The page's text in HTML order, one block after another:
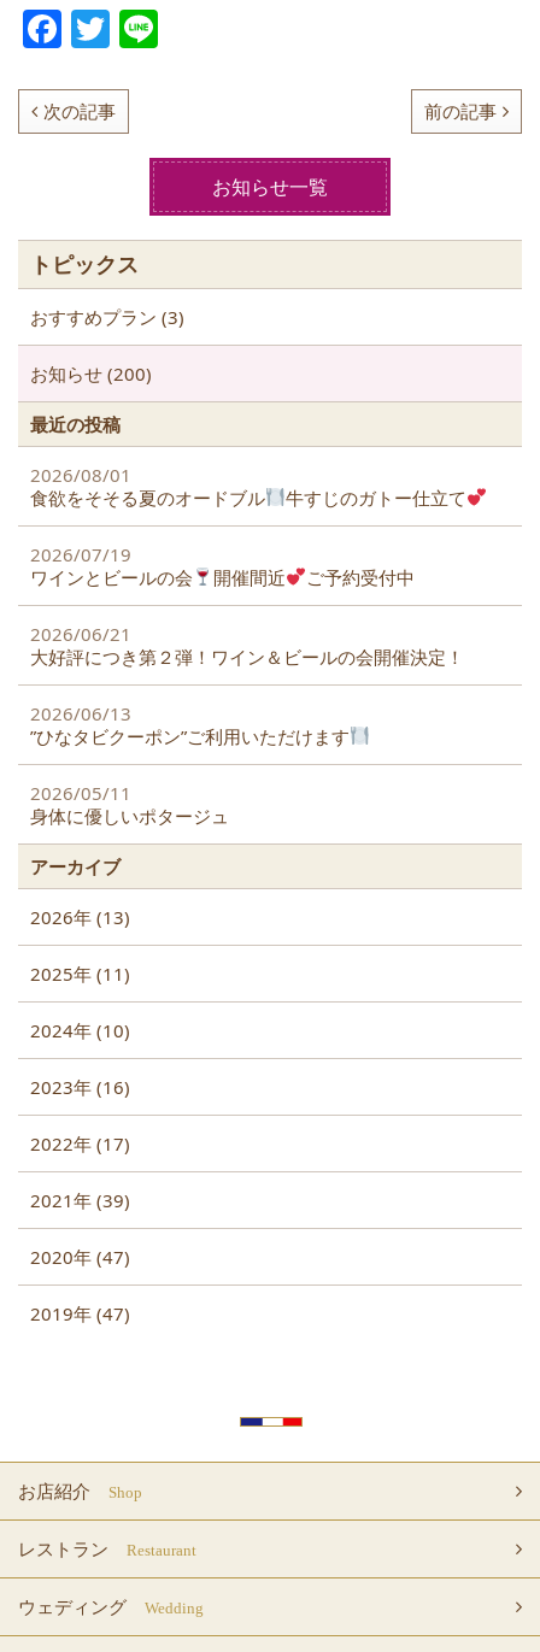
F
c
e
o
k
T
itt
er
次の記事 前の記事
お知らせ一覧
トピックス
おすすめプラン (3)
お知らせ (200)
最近の投稿
2026/08/01
食欲をそそる夏のオードブル
牛すじのガトー仕立て
2026/07/19
ワインとビールの会
開催間近 ご予約受付中
2026/06/21
大好評につき第２弾！ワイン＆ビールの会開催決定！
2026/06/13
”ひなタビクーポン”ご利用いただけます
2026/05/11
身体に優しいポタージュ
アーカイブ
2026年 (13)
2025年 (11)
2024年 (10)
2023年 (16)
2022年 (17)
2021年 (39)
2020年 (47)
2019年 (47)
お店紹介 Shop
レストラン Restaurant
ウェディング Wedding